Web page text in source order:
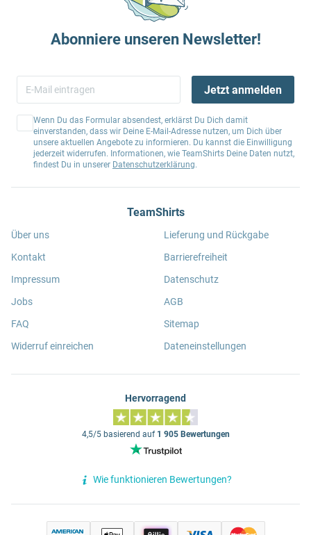
Abonniere unseren Newsletter!
Jetzt anmelden
Wenn Du das Formular absendest, erklärst Du Dich damit
einverstanden, dass wir Deine E-Mail-Adresse nutzen, um Dich über
unsere aktuellen Angebote zu informieren. Du kannst die Einwilligung
jederzeit widerrufen. Informationen, wie TeamShirts Deine Daten nutzt,
findest Du in unserer Datenschutzerklärung.
TeamShirts
Über uns
Kontakt
Impressum
Jobs
FAQ
Widerruf einreichen
Lieferung und Rückgabe
Barrierefreiheit
Datenschutz
AGB
Sitemap
Dateneinstellungen
Hervorragend
4,5/5 basierend auf 1 905 Bewertungen
Wie funktionieren Bewertungen?